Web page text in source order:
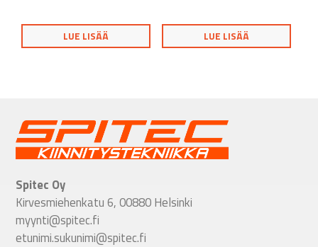
LUE LISÄÄ LUE LISÄÄ
Spitec Oy
Kirvesmiehenkatu 6, 00880 Helsinki
myynti@spitec.fi
etunimi.sukunimi@spitec.fi